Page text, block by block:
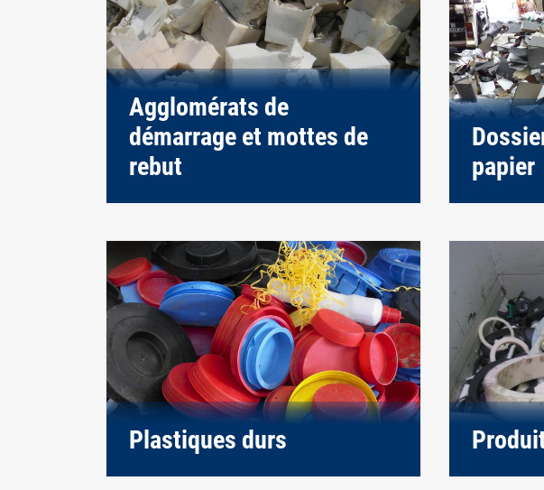
Agglomérats de
démarrage et mottes de
rebut
papier
Plastiques durs